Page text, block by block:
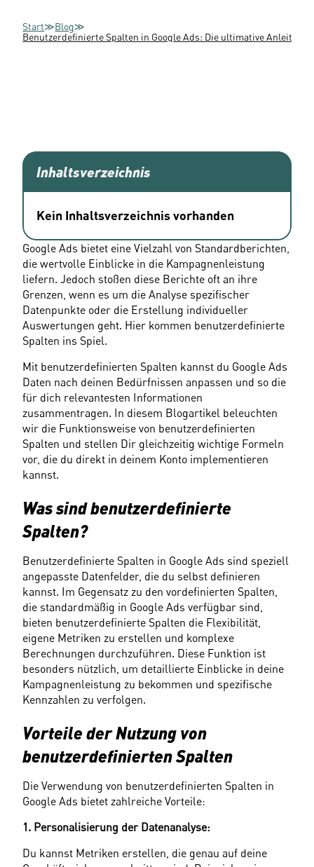
Start≫Blog≫
Benutzerdefinierte Spalten in Google Ads: Die ultimative
Inhaltsverzeichnis
Kein Inhaltsverzeichnis vorhanden
Google Ads bietet eine Vielzahl von Standardberichten,
die wertvolle Einblicke in die Kampagnenleistung
liefern. Jedoch stoßen diese Berichte oft an ihre
Grenzen, wenn es um die Analyse spezifischer
Datenpunkte oder die Erstellung individueller
Auswertungen geht. Hier kommen benutzerdefinierte
Spalten ins Spiel.
Mit benutzerdefinierten Spalten kannst du Google Ads
Daten nach deinen Bedürfnissen anpassen und so die
für dich relevantesten Informationen
zusammentragen. In diesem Blogartikel beleuchten
wir die Funktionsweise von benutzerdefinierten
Spalten und stellen Dir gleichzeitig wichtige Formeln
vor, die du direkt in deinem Konto implementieren
kannst.
Was sind benutzerdefinierte
Spalten?
Benutzerdefinierte Spalten in Google Ads sind speziell
angepasste Datenfelder, die du selbst definieren
kannst. Im Gegensatz zu den vordefinierten Spalten,
die standardmäßig in Google Ads verfügbar sind,
bieten benutzerdefinierte Spalten die Flexibilität,
eigene Metriken zu erstellen und komplexe
Berechnungen durchzuführen. Diese Funktion ist
besonders nützlich, um detaillierte Einblicke in deine
Kampagnenleistung zu bekommen und spezifische
Kennzahlen zu verfolgen.
Vorteile der Nutzung von
benutzerdefinierten Spalten
Die Verwendung von benutzerdefinierten Spalten in
Google Ads bietet zahlreiche Vorteile:
1. Personalisierung der Datenanalyse:
Du kannst Metriken erstellen, die genau auf deine